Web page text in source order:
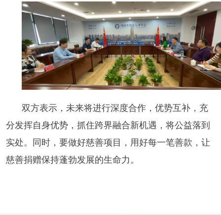
双方表示，未来将进行深度合作，优势互补，充
分发挥自身优势，抓住跨界融合新机遇，将公益落到
实处。同时，要做好慈善项目，用好每一笔善款，让
慈善捐赠保持蓬勃发展的生命力。